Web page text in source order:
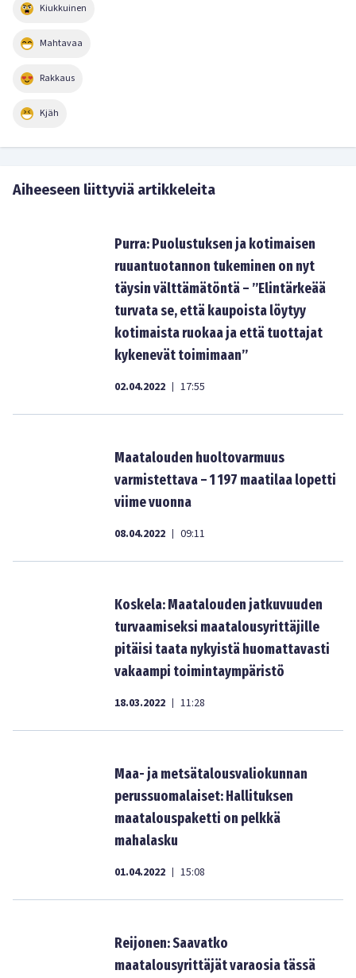
Kiukkuinen
Mahtavaa
Rakkaus
Kjäh
Aiheeseen liittyviä artikkeleita
Purra: Puolustuksen ja kotimaisen
ruuantuotannon tukeminen on nyt
täysin välttämätöntä – ”Elintärkeää
turvata se, että kaupoista löytyy
kotimaista ruokaa ja että tuottajat
kykenevät toimimaan”
02.04.2022 | 17:55
Maatalouden huoltovarmuus
varmistettava – 1 197 maatilaa lopetti
viime vuonna
08.04.2022 | 09:11
Koskela: Maatalouden jatkuvuuden
turvaamiseksi maatalousyrittäjille
pitäisi taata nykyistä huomattavasti
vakaampi toimintaympäristö
18.03.2022 | 11:28
Maa- ja metsätalousvaliokunnan
perussuomalaiset: Hallituksen
maatalouspaketti on pelkkä
mahalasku
01.04.2022 | 15:08
Reijonen: Saavatko
maatalousyrittäjät varaosia tässä